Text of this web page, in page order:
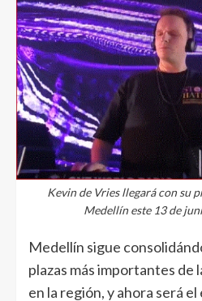
Kevin de Vries llegará con su
Medellín este 13 de
Medellín sigue
plazas más importantes de
en la región, y ahora será